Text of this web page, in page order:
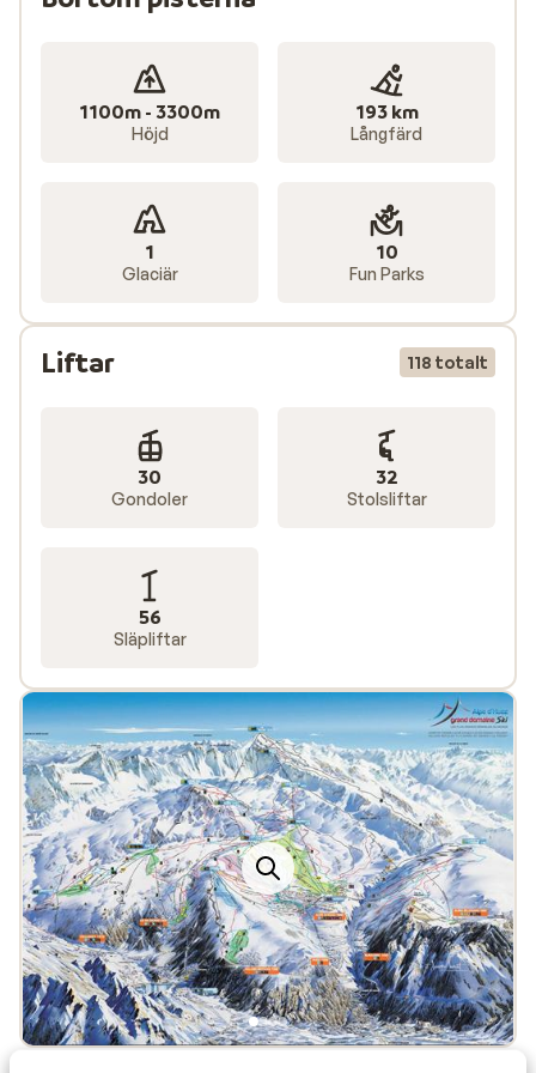
Moosebar är otroligt populär och det perfekta stället
1100m - 3300m
Höjd
193 km
Långfärd
1
Glaciär
10
Fun Parks
Liftar 118 totalt
30
Gondoler
32
Stolsliftar
56
Släpliftar